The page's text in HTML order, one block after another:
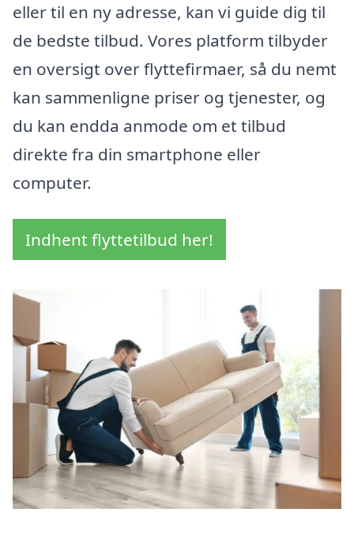
eller til en ny adresse, kan vi guide dig til
de bedste tilbud. Vores platform tilbyder
en oversigt over flyttefirmaer, så du nemt
kan sammenligne priser og tjenester, og
du kan endda anmode om et tilbud
direkte fra din smartphone eller
computer.
Indhent flyttetilbud her!